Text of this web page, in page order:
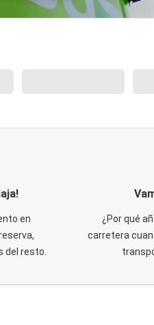
en
del resto.
¿Por qué
carretera